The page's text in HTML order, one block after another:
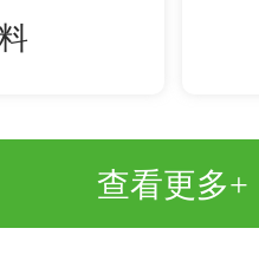
查看更多+